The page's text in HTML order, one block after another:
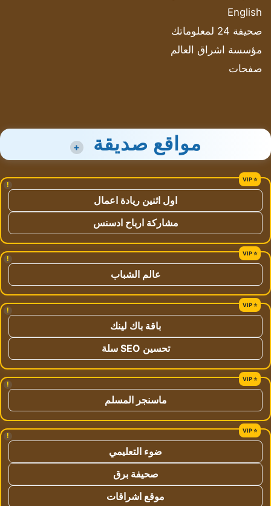
English
صحيفة 24 لمعلوماتك
مؤسسة اشراق العالم
صفحات
مواقع صديقة +
!
اول اثنين ريادة اعمال
مشاركة ارباح ادسنس
!
عالم الشباب
!
باقة باك لينك
تحسين SEO سلة
!
ماسنجر المسلم
!
ضوء التعليمي
صحيفة برق
موقع اشراقات